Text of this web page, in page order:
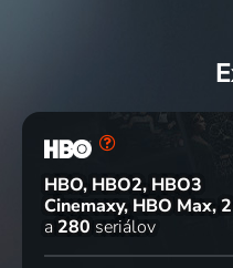
HBO, HBO2, HBO3
Cinemaxy, HBO Max
a 280 seriálov